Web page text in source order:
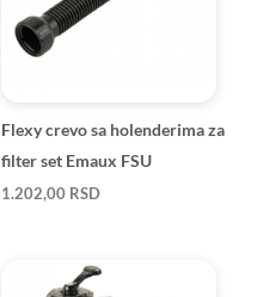
Flexy crevo sa holenderima za
filter set Emaux FSU
1.202,00 RSD